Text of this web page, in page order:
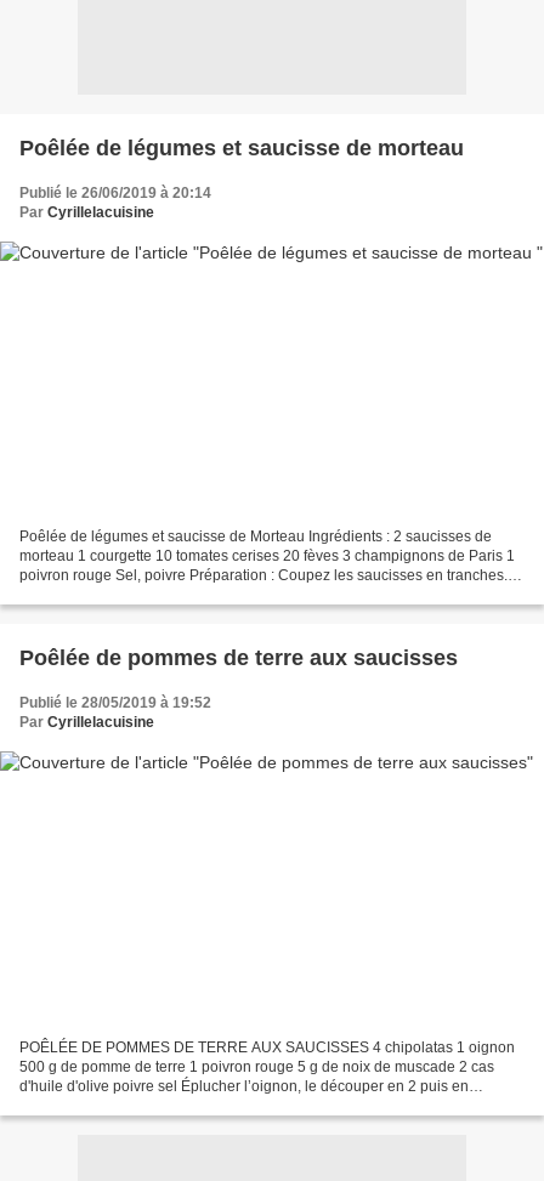
Poêlée de légumes et saucisse de morteau
Publié le 26/06/2019 à 20:14
Par Cyrillelacuisine
Poêlée de légumes et saucisse de Morteau Ingrédients : 2 saucisses de
morteau 1 courgette 10 tomates cerises 20 fèves 3 champignons de Paris 1
poivron rouge Sel, poivre Préparation : Coupez les saucisses en tranches.
Poêlée de pommes de terre aux saucisses
Publié le 28/05/2019 à 19:52
Par Cyrillelacuisine
POÊLÉE DE POMMES DE TERRE AUX SAUCISSES 4 chipolatas 1 oignon
500 g de pomme de terre 1 poivron rouge 5 g de noix de muscade 2 cas
d'huile d'olive poivre sel Éplucher l’oignon, le découper en 2 puis en